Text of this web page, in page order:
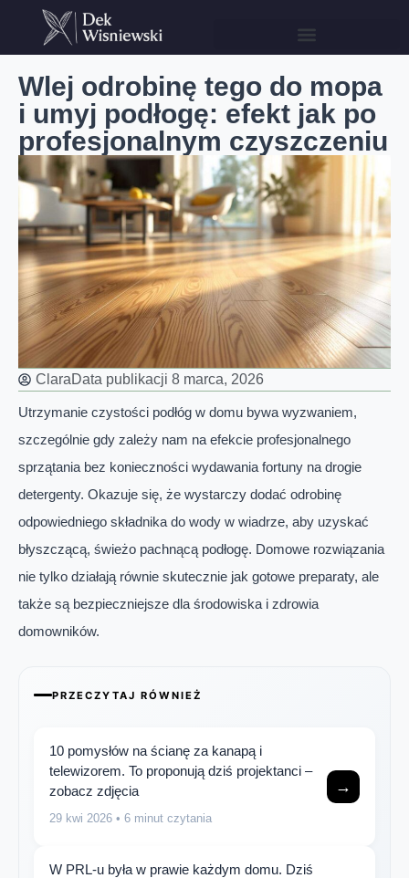
Wlej odrobinę tego do mopa
i umyj podłogę: efekt jak po
profesjonalnym czyszczeniu
ClaraData publikacji 8 marca, 2026
Utrzymanie czystości podłóg w domu bywa wyzwaniem,
szczególnie gdy zależy nam na efekcie profesjonalnego
sprzątania bez konieczności wydawania fortuny na drogie
detergenty. Okazuje się, że wystarczy dodać odrobinę
odpowiedniego składnika do wody w wiadrze, aby uzyskać
błyszczącą, świeżo pachnącą podłogę. Domowe rozwiązania
nie tylko działają równie skutecznie jak gotowe preparaty, ale
także są bezpieczniejsze dla środowiska i zdrowia
domowników.
PRZECZYTAJ RÓWNIEŻ
10 pomysłów na ścianę za kanapą i
telewizorem. To proponują dziś projektanci –
zobacz zdjęcia
29 kwi 2026 • 6 minut czytania
→
W PRL-u była w prawie każdym domu. Dziś